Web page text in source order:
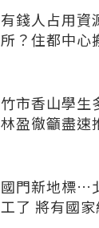
有錢人占用資
所？住都中心
竹市香山學生
林盈徹籲盡速
國門新地標…
工了 將有國